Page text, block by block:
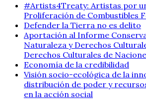
#Artists4Treaty: Artistas por
Proliferación de Combustibles
Defender la Tierra no es delito
Aportación al Informe
Naturaleza y Derechos
Derechos Culturales de
Economía de la credibilidad
Visión socio-ecológica de la
distribución de poder y
en la acción social